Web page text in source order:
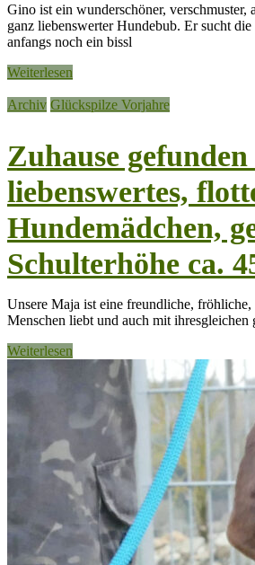
Gino ist ein wunderschöner, verschmuster,
ganz liebenswerter Hundebub. Er sucht die
anfangs noch ein bissl
Weiterlesen
Archiv Glückspilze Vorjahre
Zuhause
liebenswertes,
Hundemädchen,
Schulterhöhe ca.
Unsere Maja ist eine freundliche,
Menschen liebt und auch mit
Weiterlesen